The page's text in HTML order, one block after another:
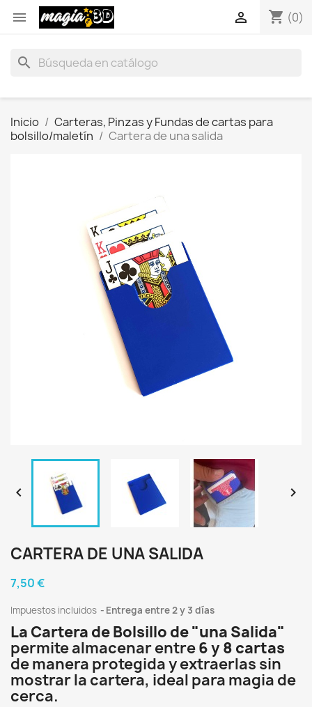
 shopping_cart (0)

search
Inicio
Carteras, Pinzas y Fundas de cartas para
bolsillo/maletín
Cartera de una salida
 
CARTERA DE UNA SALIDA
7,50 €
Impuestos incluidos Entrega entre 2 y 3 días
La Cartera de Bolsillo de "una Salida"
permite almacenar entre6 y 8 cartas
de manera protegida y extraerlas sin
mostrar la cartera, ideal para magia de
cerca.